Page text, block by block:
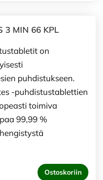
3 MIN 66 KPL
on
puhdistukseen.
-puhdistustablettien
toimiva
99,99 %
Ostoskoriin